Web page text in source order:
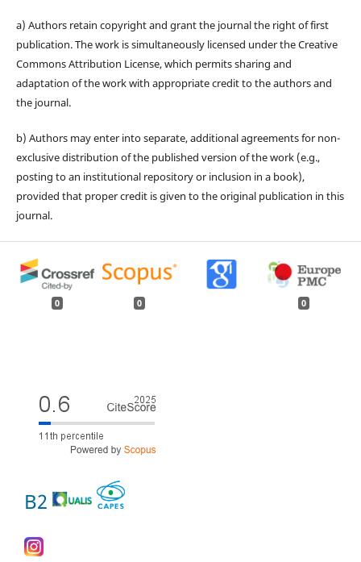
a) Authors retain copyright and grant the journal the right of first
publication. The work is simultaneously licensed under the Creative
Commons Attribution License, which permits sharing and
adaptation of the work with appropriate credit to the authors and
the journal.
b) Authors may enter into separate, additional agreements for non-
exclusive distribution of the published version of the work (e.g.,
posting to an institutional repository or inclusion in a book),
provided that proper credit is given to the original publication in this
journal.
0 0 0
B2